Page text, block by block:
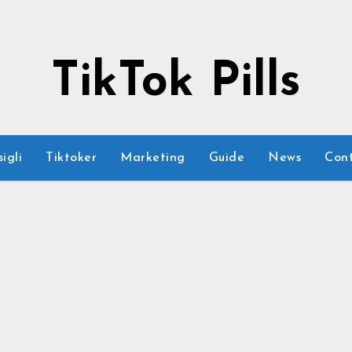
TikTok Pills
Tiktoker Marketing Guide News